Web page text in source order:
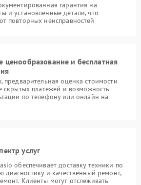
гарантия на
и установленные детали, что
повторных неисправностей
ценообразование и бесплатная
предварительная оценка стоимости
скрытых платежей и возможность
по телефону или онлайн на
услуг
обеспечивает доставку техники по
диагностику и качественный ремонт,
Клиенты могут отслеживать